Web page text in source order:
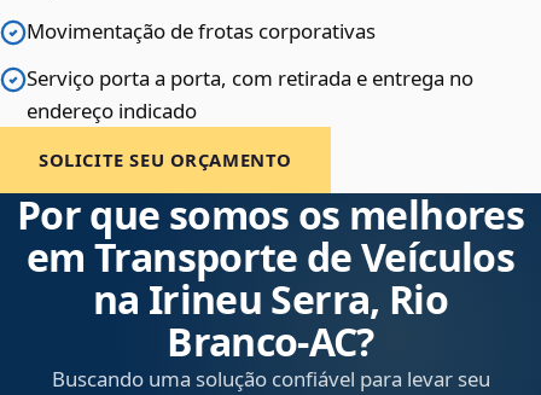
Movimentação de frotas corporativas
Serviço porta a porta, com retirada e entrega no
endereço indicado
SOLICITE SEU ORÇAMENTO
Por que somos os melhores
em Transporte de Veículos
na Irineu Serra, Rio
Branco‑AC?
Buscando uma solução confiável para levar seu